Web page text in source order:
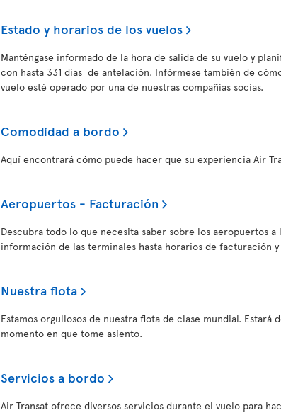
Estado y horarios de los vuelos
Manténgase informado de la hora de salida de su vuelo y
con hasta 331 días de antelación. Infórmese también de
vuelo esté operado por una de nuestras compañías socias.
Comodidad a bordo
Aquí encontrará cómo puede hacer que su experiencia Air
Aeropuertos - Facturación
Descubra todo lo que necesita saber sobre los aeropuertos a
información de las terminales hasta horarios de facturación y
Nuestra flota
Estamos orgullosos de nuestra flota de clase mundial. Estará
momento en que tome asiento.
Servicios a bordo
Air Transat ofrece diversos servicios durante el vuelo para